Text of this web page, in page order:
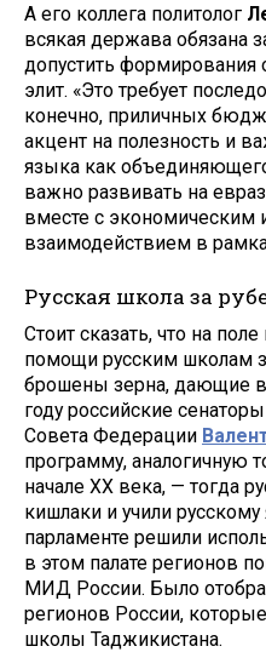
А его коллега политолог
всякая держава обязана
допустить
элит. «Это требует
конечно, приличных
акцент на полезность и
языка как
важно развивать на
вместе с экономическим
взаимодействием в
Русская школа за
Стоит сказать, что на
помощи русским школам
брошены зерна, дающие
году российские
Совета Федерации
программу, аналогичную
начале ХХ века, — тогда
кишлаки и учили
парламенте решили
в этом палате регионов
МИД России. Было
регионов России,
школы Таджикистана.